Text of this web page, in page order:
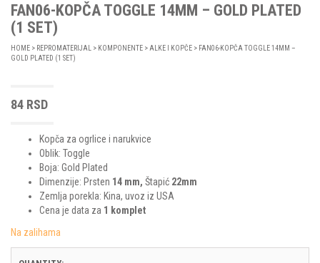
FAN06-KOPČA TOGGLE 14MM – GOLD PLATED
(1 SET)
HOME > REPROMATERIJAL > KOMPONENTE > ALKE I KOPČE > FAN06-KOPČA TOGGLE 14MM –
GOLD PLATED (1 SET)
84 RSD
Kopča za ogrlice i narukvice
Oblik: Toggle
Boja: Gold Plated
Dimenzije: Prsten 14 mm, Štapić 22mm
Zemlja porekla: Kina, uvoz iz USA
Cena je data za 1 komplet
Na zalihama